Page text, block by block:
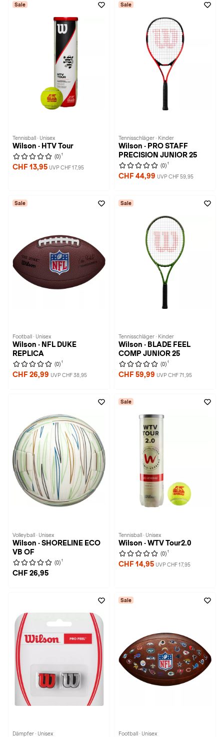
Sale
Tennisball · Unisex
Wilson · HTV Tour
(0) 1
CHF 13,95 UVP CHF 17,95
Sale
Tennisschläger · Kinder
Wilson · PRO STAFF
PRECISION JUNIOR 25
(0) 1
CHF 44,99 UVP CHF 59,95
Sale
Football · Unisex
Wilson · NFL DUKE
REPLICA
(0) 1
CHF 26,99 UVP CHF 38,95
Sale
Tennisschläger · Kinder
Wilson · BLADE FEEL
COMP JUNIOR 25
(0) 1
CHF 59,99 UVP CHF 71,95
Volleyball · Unisex
Wilson · SHORELINE ECO
VB OF
(0) 1
CHF 26,95
Sale
Tennisball · Unisex
Wilson · WTV Tour2.0
(0) 1
CHF 14,95 UVP CHF 17,95
Dämpfer · Unisex
Sale
Football · Unisex